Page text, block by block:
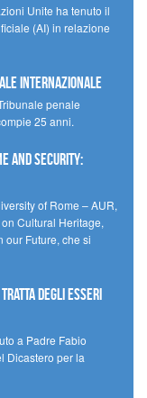
Unite ha tenuto il
(AI) in relazione
internazionale
penale
25 anni.
and Security:
of Rome – AUR,
Cultural Heritage,
our Future, che si
degli esseri
a Padre Fabio
Dicastero per la